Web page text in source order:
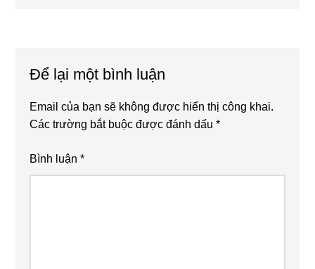
Để lại một bình luận
Email của bạn sẽ không được hiển thị công khai.
Các trường bắt buộc được đánh dấu*
Bình luận*